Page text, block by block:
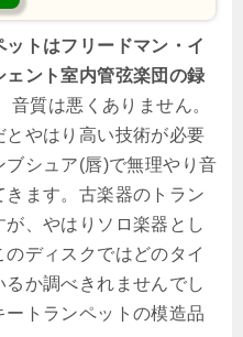
トはフリードマン・イ
ント室内管弦楽団の録
質は悪くありません。
やはり高い技術が必要
シュア(唇)で無理やり音
ます。古楽器のトラン
、やはりソロ楽器とし
ディスクではどのタイ
か調べきれませんでし
ートランペットの模造品